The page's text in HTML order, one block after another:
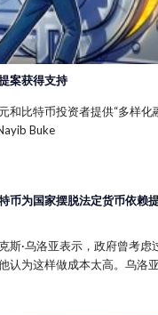
案获得支持
和比特币投资者提供“多样化
Buke
币为国家摆脱法定货币依赖
斯·乌洛亚表示，政府曾考虑
认为这样做成本太高。乌洛亚